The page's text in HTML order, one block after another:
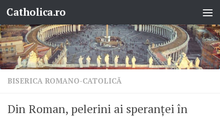
Skip to content
Catholica.ro
BISERICA ROMANO-CATOLICĂ
Din Roman, pelerini ai speranței în